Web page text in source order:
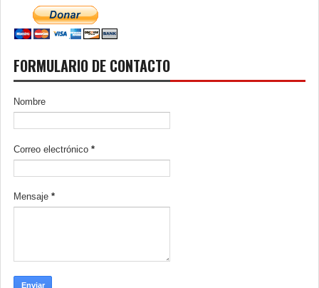
FORMULARIO DE CONTACTO
Nombre
Correo electrónico *
Mensaje *